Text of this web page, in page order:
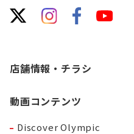
店舗情報・チラシ
動画コンテンツ
Discover Olympic